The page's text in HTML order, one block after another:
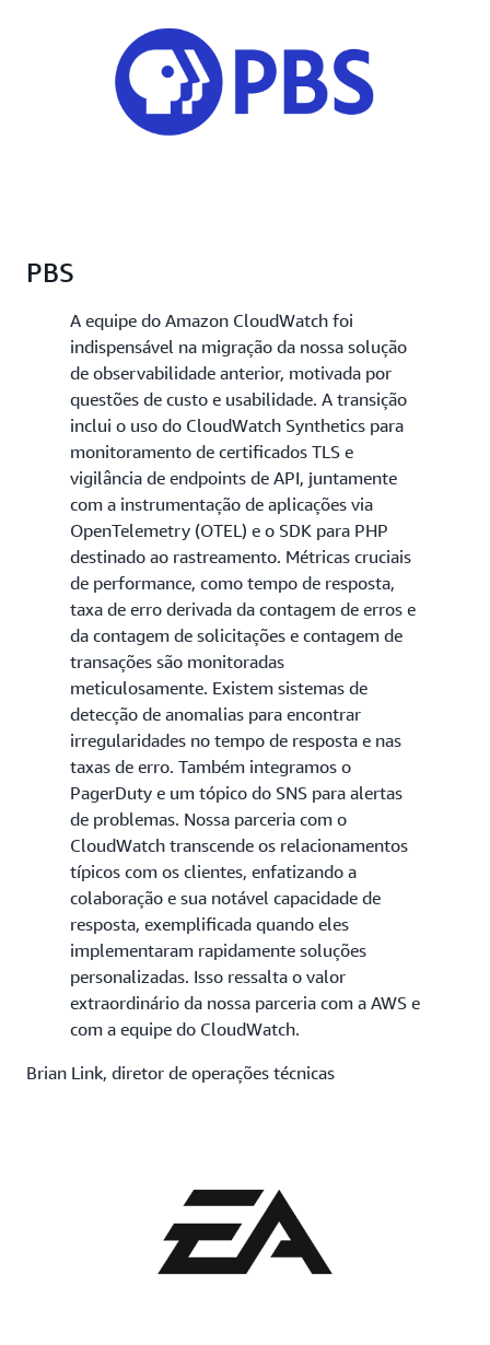
PBS
A equipe do Amazon CloudWatch foi
indispensável na migração da nossa solução
de observabilidade anterior, motivada por
questões de custo e usabilidade. A transição
inclui o uso do CloudWatch Synthetics para
monitoramento de certificados TLS e
vigilância de endpoints de API, juntamente
com a instrumentação de aplicações via
OpenTelemetry (OTEL) e o SDK para PHP
destinado ao rastreamento. Métricas cruciais
de performance, como tempo de resposta,
taxa de erro derivada da contagem de erros e
da contagem de solicitações e contagem de
transações são monitoradas
meticulosamente. Existem sistemas de
detecção de anomalias para encontrar
irregularidades no tempo de resposta e nas
taxas de erro. Também integramos o
PagerDuty e um tópico do SNS para alertas
de problemas. Nossa parceria com o
CloudWatch transcende os relacionamentos
típicos com os clientes, enfatizando a
colaboração e sua notável capacidade de
resposta, exemplificada quando eles
implementaram rapidamente soluções
personalizadas. Isso ressalta o valor
extraordinário da nossa parceria com a AWS e
com a equipe do CloudWatch.
Brian Link, diretor de operações técnicas